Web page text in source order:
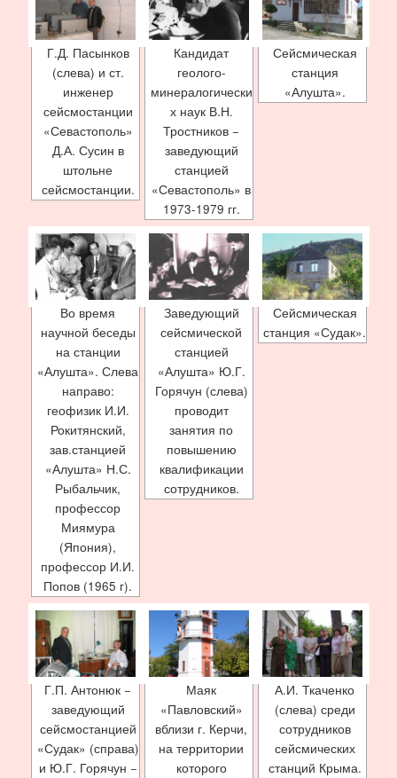
Г.Д. Пасынков
(слева) и ст.
инженер
сейсмостанции
«Севастополь»
Д.А. Сусин в
штольне
сейсмостанции.
Кандидат
геолого-
минералогически
х наук В.Н.
Тростников −
заведующий
станцией
«Севастополь» в
1973-1979 гг.
Сейсмическая
станция
«Алушта».
Во время
научной беседы
на станции
«Алушта». Слева
направо:
геофизик И.И.
Рокитянский,
зав.станцией
«Алушта» Н.С.
Рыбальчик,
профессор
Миямура
(Япония),
профессор И.И.
Попов (1965 г).
Заведующий
сейсмической
станцией
«Алушта» Ю.Г.
Горячун (слева)
проводит
занятия по
повышению
квалификации
сотрудников.
Сейсмическая
станция «Судак».
Г.П. Антонюк −
заведующий
сейсмостанцией
«Судак» (справа)
и Ю.Г. Горячун −
Маяк
«Павловский»
вблизи г. Керчи,
на территории
которого
А.И. Ткаченко
(слева) среди
сотрудников
сейсмических
станций Крыма.